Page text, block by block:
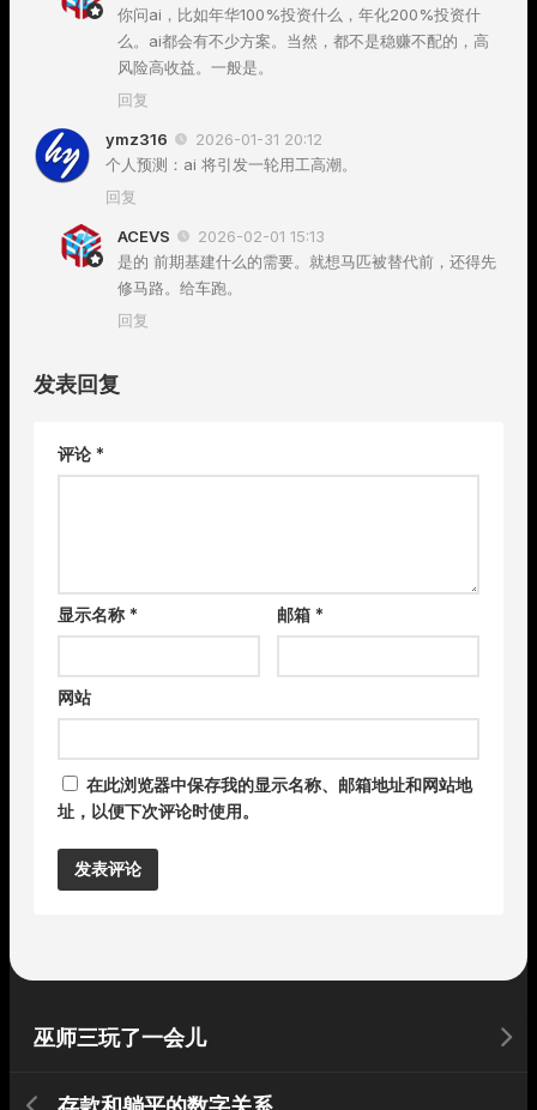
你问ai，比如年华100%投资什么，年化200%投资什
么。ai都会有不少方案。当然，都不是稳赚不配的，高
风险高收益。一般是。
回复
ymz316
2026-01-31 20:12
个人预测：ai 将引发一轮用工高潮。
回复
ACEVS
2026-02-01 15:13
是的 前期基建什么的需要。就想马匹被替代前，还得先
修马路。给车跑。
回复
发表回复
评论 *
显示名称 * 邮箱*
网站
在此浏览器中保存我的显示名称、邮箱地址和网站地
址，以便下次评论时使用。
巫师三玩了一会儿